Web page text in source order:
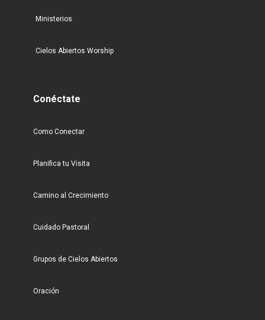
Ministerios
Cielos Abiertos Worship
Conéctate
Como Conectar
Planifica tu Visita
Camino al Crecimiento
Cuidado Pastoral
Grupos de Cielos Abiertos
Oración